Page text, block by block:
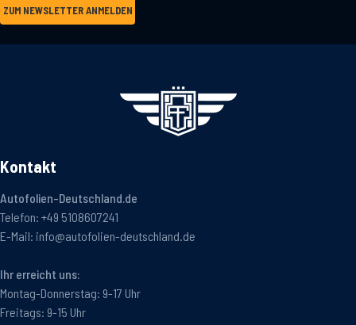
ZUM NEWSLETTER ANMELDEN
Kontakt
Autofolien-Deutschland.de
Telefon: +49 5108607241
E-Mail: info@autofolien-deutschland.de
Ihr erreicht uns:
Montag-Donnerstag: 9-17 Uhr
Freitags: 9-15 Uhr